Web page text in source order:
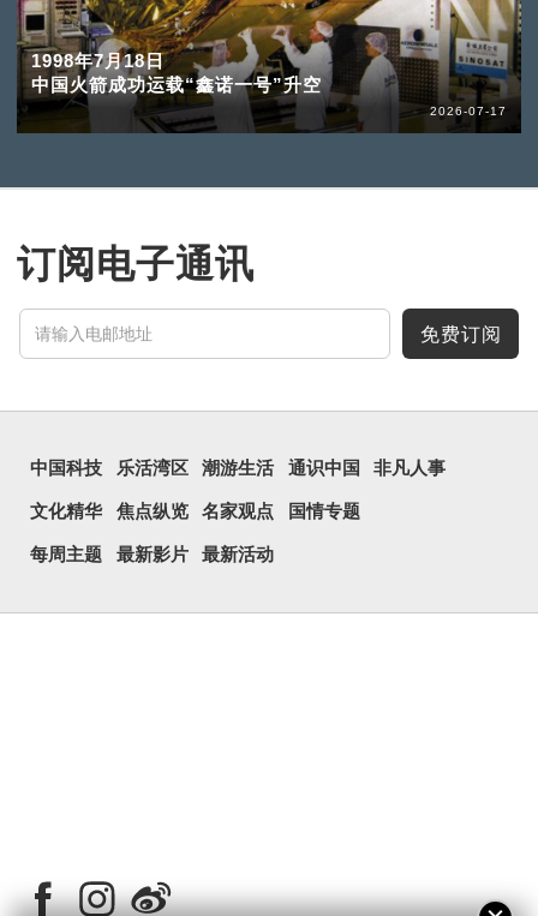
1998年7月18日
中国火箭成功运载“鑫诺一号”升空
2026-07-17
订阅电子通讯
免费订阅
中国科技 乐活湾区 潮游生活 通识中国 非凡人事
文化精华 焦点纵览 名家观点 国情专题
每周主题 最新影片 最新活动